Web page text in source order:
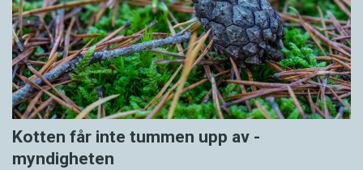
Kotten får inte tummen upp av ­
myndigheten